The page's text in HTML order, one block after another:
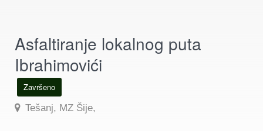
Asfaltiranje lokalnog puta
Ibrahimovići
Završeno
Tešanj, MZ Šije,